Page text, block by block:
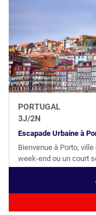
PORTUGAL
3J/2N
Escapade Urbaine à
Bienvenue à Porto,
week-end ou un court